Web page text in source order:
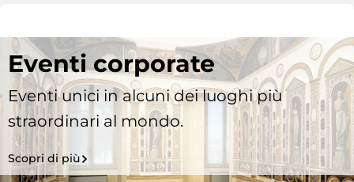
Eventi corporate
Eventi unici in alcuni dei luoghi più
straordinari al mondo.
Scopri di più